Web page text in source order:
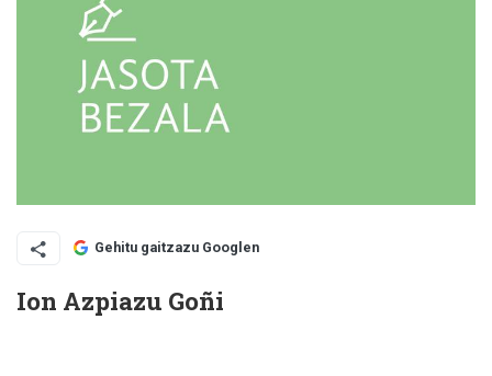
Gehitu gaitzazu Googlen
Ion Azpiazu Goñi